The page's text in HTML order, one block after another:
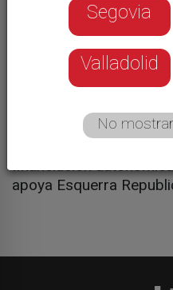
08/07/2026
La portavoz del
Castilla y León ha
próximas reuniones
la delegación socialista
diferentes lugares del
financiación
apoya Esquerra
Segovia
Valladolid
No